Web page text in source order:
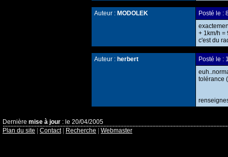
Auteur : MODOLEK
Posté le
+ 1km/h =
c'est du
Auteur : herbert
Posté le
tolérance
Dernière mise à jour : le 20/04/2005
Plan du site
Contact| Recherche Webmaster